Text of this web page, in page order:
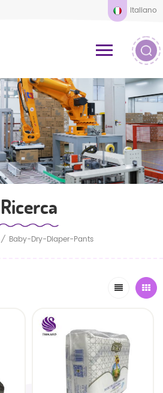
Italiano
Ricerca
/ Baby-Dry-Diaper-Pants